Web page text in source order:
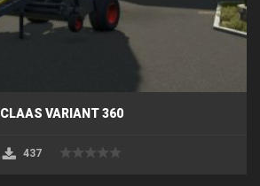
CLAAS VARIANT 360
437